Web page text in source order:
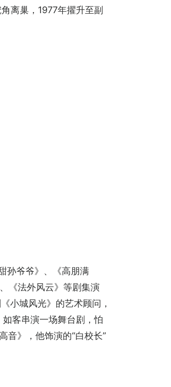
离巢，1977年擢升至副
孙爷爷》、《高朋满
《法外风云》等剧集演
小城风光》的艺术顾问，
客串演一场舞台剧，怕
音》，他饰演的“白校长”